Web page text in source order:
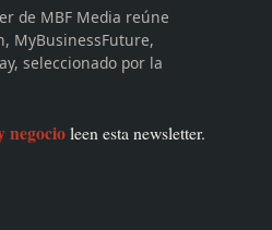
de MBF Media reúne
MyBusinessFuture,
seleccionado por la
negocioleen esta newsletter.